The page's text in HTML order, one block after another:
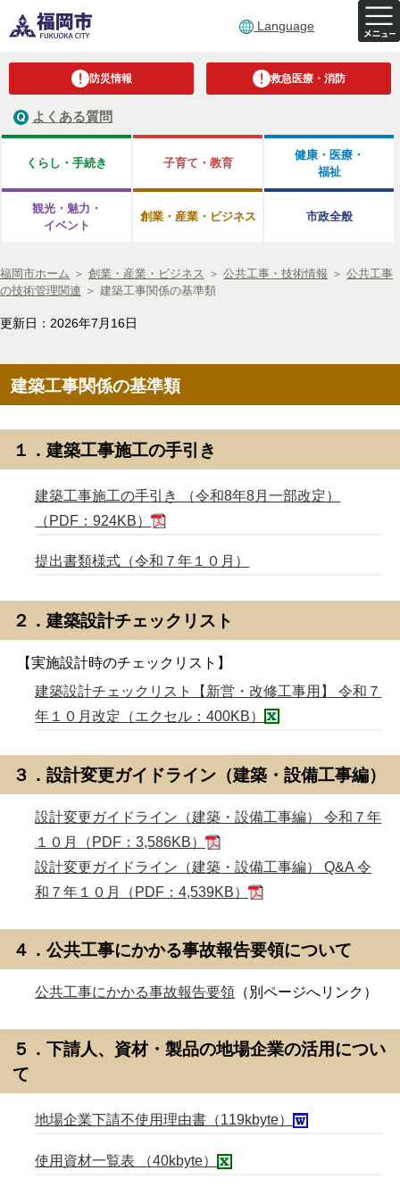
Language
防災情報 救急医療・消防
よくある質問
くらし・手続き 子育て・教育
健康・医療・
福祉
観光・魅力・
イベント
創業・産業・ビジネス 市政全般
福岡市ホーム ＞ 創業・産業・ビジネス ＞ 公共工事・技術情報 ＞ 公共工事
の技術管理関連 ＞ 建築工事関係の基準類
更新日：2026年7月16日
建築工事関係の基準類
１．建築工事施工の手引き
建築工事施工の手引き （令和8年8月一部改定）
（PDF：924KB）
提出書類様式（令和７年１０月）
２．建築設計チェックリスト
【実施設計時のチェックリスト】
建築設計チェックリスト【新営・改修工事用】 令和７
年１０月改定（エクセル：400KB）
３．設計変更ガイドライン（建築・設備工事編）
設計変更ガイドライン（建築・設備工事編） 令和７年
１０月（PDF：3,586KB）
設計変更ガイドライン（建築・設備工事編） Q&A 令
和７年１０月（PDF：4,539KB）
４．公共工事にかかる事故報告要領について
公共工事にかかる事故報告要領 （別ページへリンク）
５．下請人、資材・製品の地場企業の活用につい
て
地場企業下請不使用理由書（119kbyte）
使用資材一覧表 （40kbyte）